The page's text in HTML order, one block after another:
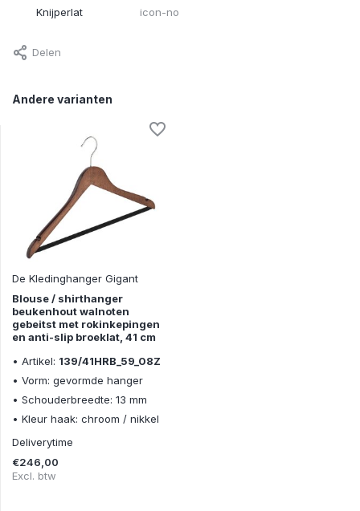
Knijperlat icon-no
Delen
Andere varianten
De Kledinghanger Gigant
Blouse / shirthanger
beukenhout walnoten
gebeitst met rokinkepingen
en anti-slip broeklat, 41 cm
• Artikel: 139/41HRB_59_08Z
• Vorm: gevormde hanger
• Schouderbreedte: 13 mm
• Kleur haak: chroom / nikkel
Deliverytime
€246,00
Excl. btw